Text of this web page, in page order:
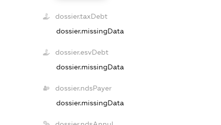
dossier.taxDebt
dossier.missingData
dossier.esvDebt
dossier.missingData
dossier.ndsPayer
dossier.missingData